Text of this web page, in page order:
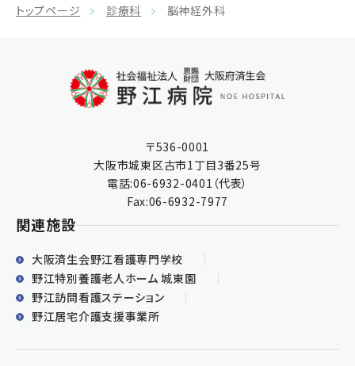
トップページ 診療科 脳神経外科
〒536-0001
大阪市城東区古市1丁目3番25号
電話:06-6932-0401 （代表）
Fax:06-6932-7977
関連施設
大阪済生会野江看護専門学校
野江特別養護老人ホーム 城東園
野江訪問看護ステーション
野江居宅介護支援事業所